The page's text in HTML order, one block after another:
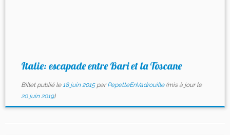
Italie: escapade entre Bari et la Toscane
Billet publié le 18 juin 2015 parPepetteEnVadrouille(mis à jour le
20 juin 2019)